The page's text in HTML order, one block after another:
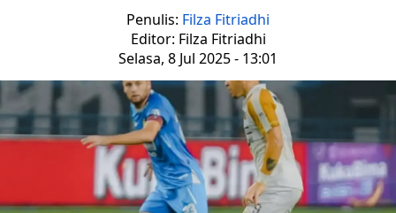
Penulis: Filza Fitriadhi
Editor: Filza Fitriadhi
Selasa, 8 Jul 2025 - 13:01